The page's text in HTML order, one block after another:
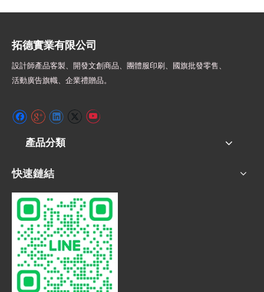
拓德實業有限公司
設計師產品客製、開發文創商品、團體服印刷、 國旗批發零售、
活動廣告旗幟、 企業禮贈品。
產品分類
快速鏈結